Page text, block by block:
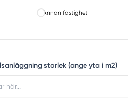
Annan fastighet
storlek (ange yta i m2)